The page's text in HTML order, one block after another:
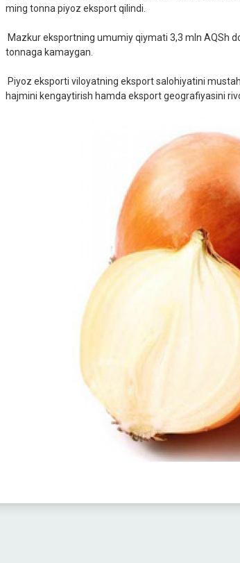
ming tonna piyoz eksport qilindi.
Mazkur eksportning umumiy qiymati 3,3 mln AQSh
tonnaga kamaygan.
Piyoz eksporti viloyatning eksport salohiyatini
hajmini kengaytirish hamda eksport geografiyasini